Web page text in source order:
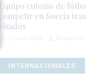
Equipo cubano de
competir en Suecia
visados
INTERNACIONALES